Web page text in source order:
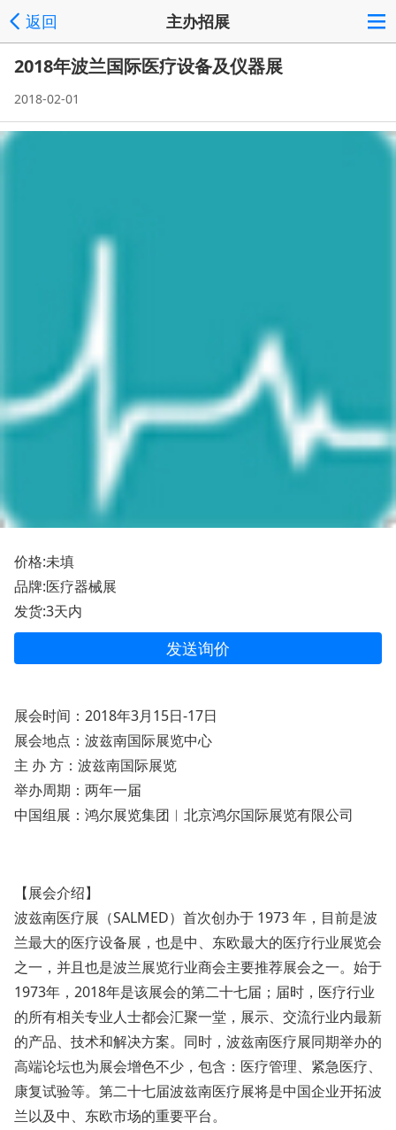
返回 主办招展
2018年波兰国际医疗设备及仪器展
2018-02-01
价格:未填
品牌:医疗器械展
发货:3天内
发送询价
展会时间：2018年3月15日-17日
展会地点：波兹南国际展览中心
主 办 方：波兹南国际展览
举办周期：两年一届
中国组展：鸿尔展览集团︱北京鸿尔国际展览有限公司
【展会介绍】
波兹南医疗展（SALMED）首次创办于 1973 年，目前是波
兰最大的医疗设备展，也是中、东欧最大的医疗行业展览会
之一，并且也是波兰展览行业商会主要推荐展会之一。始于
1973年，2018年是该展会的第二十七届；届时，医疗行业
的所有相关专业人士都会汇聚一堂，展示、交流行业内最新
的产品、技术和解决方案。同时，波兹南医疗展同期举办的
高端论坛也为展会增色不少，包含：医疗管理、紧急医疗、
康复试验等。第二十七届波兹南医疗展将是中国企业开拓波
兰以及中、东欧市场的重要平台。